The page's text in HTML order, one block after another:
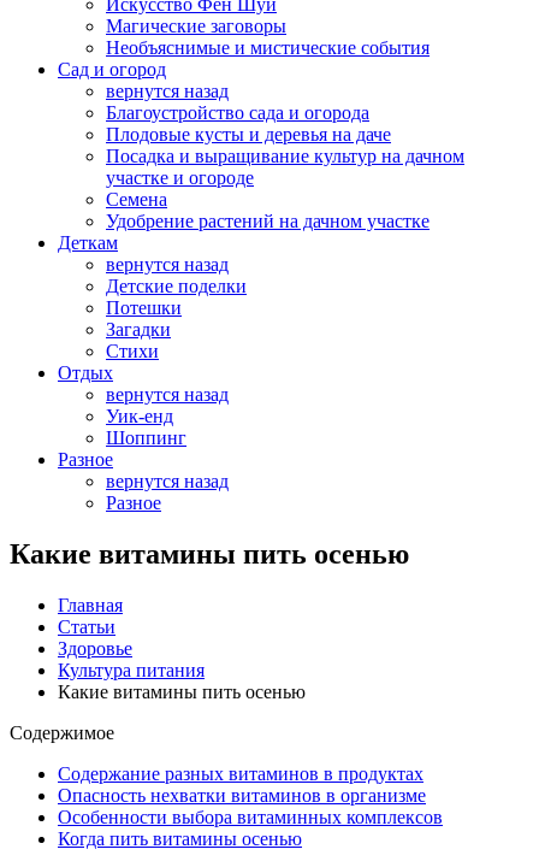
Искусство Фен Шуй
Магические заговоры
Необъяснимые и мистические события
Сад и огород
вернутся назад
Благоустройство сада и огорода
Плодовые кусты и деревья на даче
Посадка и выращивание культур на дачном
участке и огороде
Семена
Удобрение растений на дачном участке
Деткам
вернутся назад
Детские поделки
Потешки
Загадки
Стихи
Отдых
вернутся назад
Уик-енд
Шоппинг
Разное
вернутся назад
Разное
Какие витамины пить осенью
Главная
Статьи
Здоровье
Культура питания
Какие витамины пить осенью
Содержимое
Содержание разных витаминов в продуктах
Опасность нехватки витаминов в организме
Особенности выбора витаминных комплексов
Когда пить витамины осенью